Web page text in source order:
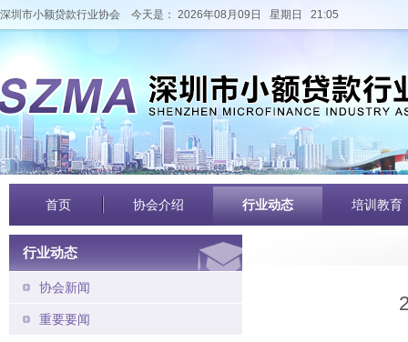
深圳市小额贷款行业协会 今天是： 2026年08月09日 星期日 21:05
首页 协会介绍 行业动态 培训教育
行业动态
协会新闻
重要要闻